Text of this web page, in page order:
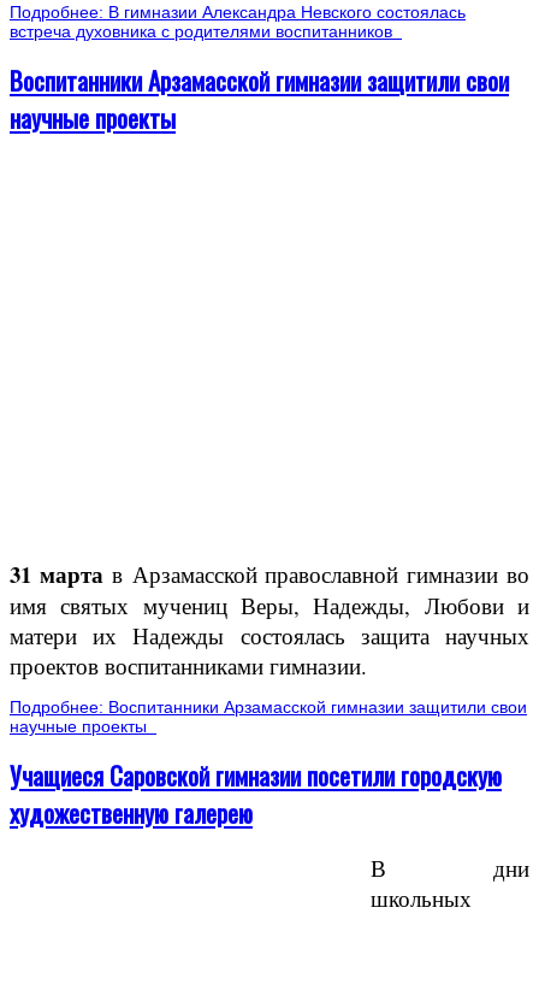
Подробнее: В гимназии Александра Невского состоялась
встреча духовника с родителями воспитанников
Воспитанники Арзамасской гимназии защитили свои
научные проекты
31 марта в Арзамасской православной гимназии во
имя святых мучениц Веры, Надежды, Любови и
матери их Надежды состоялась защита научных
проектов воспитанниками гимназии.
Подробнее: Воспитанники Арзамасской гимназии защитили свои
научные проекты
Учащиеся Саровской гимназии посетили городскую
художественную галерею
В дни
школьных